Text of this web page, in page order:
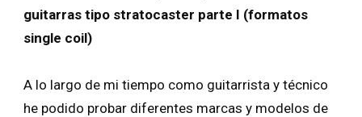
guitarras tipo stratocaster parte I (formatos
single coil)
A lo largo de mi tiempo como guitarrista y técnico
he podido probar diferentes marcas y modelos de